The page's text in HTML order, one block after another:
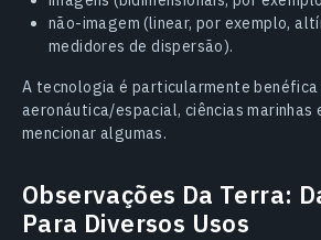
não-imagem (linear, por exemplo,
medidores de dispersão).
A tecnologia é particularmente
aeronáutica/espacial, ciências
mencionar algumas.
Observações Da Terra:
Para Diversos Usos